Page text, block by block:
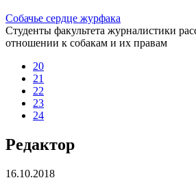
Собачье сердце журфака
Студенты факультета журналистики
отношении к собакам и их правам
20
21
22
23
24
Редактор
16.10.2018